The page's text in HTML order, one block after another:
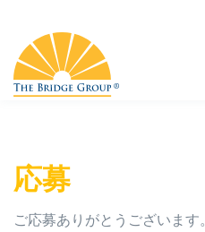
応募
ご応募ありがとうございま